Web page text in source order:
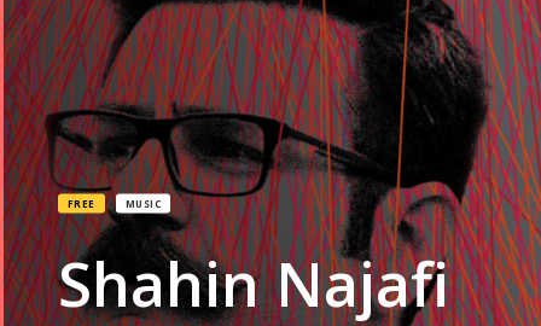
FREE MUSIC
Shahin Najafi